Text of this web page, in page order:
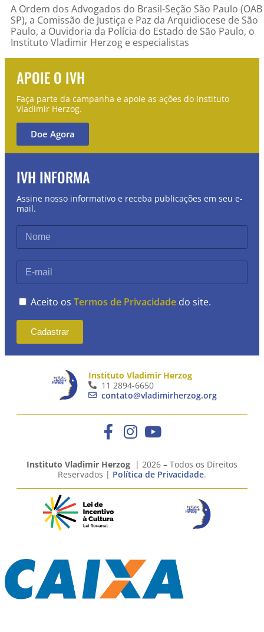
A Ordem dos Advogados do Brasil-Seção São Paulo (OAB
SP), a Comissão de Justiça e Paz da Arquidiocese de São
Paulo, a Ouvidoria da Polícia do Estado de São Paulo, o
Instituto Vladimir Herzog e especialistas
APOIE O IVH
Faça parte da campanha e apoie as ações do Instituto
Vladimir Herzog.
Doe Agora
IVH INFORMA
Assine nosso informativo e receba publicações em seu e-
mail.
Aceito os Termos de Privacidade do site.
Cadastrar
Instituto Vladimir Herzog
11 2894-6650
contato@vladimirherzog.org
Instituto Vladimir Herzog | 2026 – Todos os Direitos
Reservados | Política de Privacidade.